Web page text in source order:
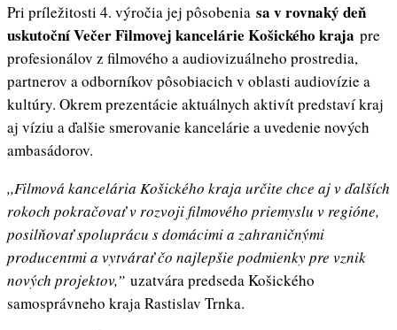
Pri príležitosti 4. výročia jej pôsobenia sa v rovnaký deň
uskutoční Večer Filmovej kancelárie Košického kraja pre
profesionálov z filmového a audiovizuálneho prostredia,
partnerov a odborníkov pôsobiacich v oblasti audiovízie a
kultúry. Okrem prezentácie aktuálnych aktivít predstaví kraj
aj víziu a ďalšie smerovanie kancelárie a uvedenie nových
ambasádorov.
,,Filmová kancelária Košického kraja určite chce aj v ďalších
rokoch pokračovať v rozvoji filmového priemyslu v regióne,
posilňovať spoluprácu s domácimi a zahraničnými
producentmi a vytvárať čo najlepšie podmienky pre vznik
nových projektov,” uzatvára predseda Košického
samosprávneho kraja Rastislav Trnka.